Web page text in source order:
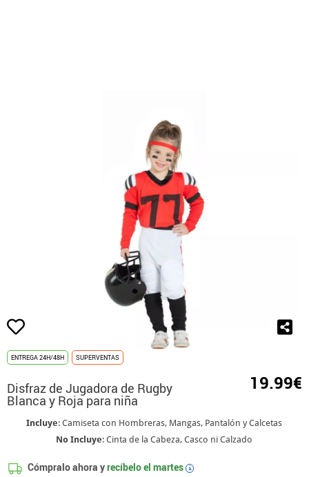
ENTREGA 24H/48H SUPERVENTAS
Disfraz de Jugadora de Rugby
Blanca y Roja para niña
19.99€
Incluye: Camiseta con Hombreras, Mangas, Pantalón y Calcetas
No Incluye: Cinta de la Cabeza, Casco ni Calzado
Cómpralo ahora yrecíbelo el martes i